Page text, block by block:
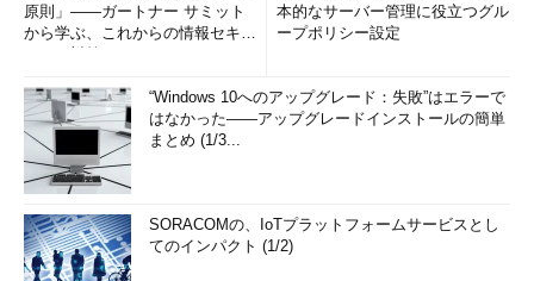
原則」――ガートナー サミット
から学ぶ、これからの情報セキュ
本的なサーバー管理に役立つグル
ープポリシー設定
“Windows 10へのアップグレード：失敗”はエラーで
はなかった――アップグレードインストールの簡単
まとめ (1/3...
SORACOMの、IoTプラットフォームサービスとし
てのインパクト (1/2)